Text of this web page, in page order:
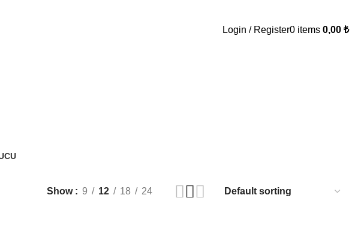
Login / Register0 items 0,00 ₺
Show 9 12 18 24